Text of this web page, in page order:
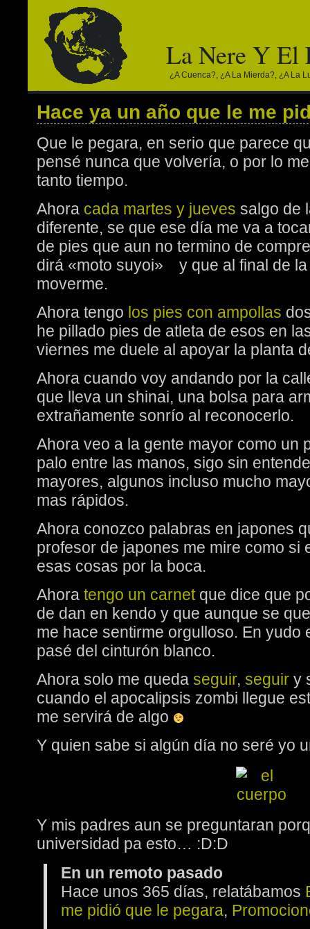
La Nere Y
¿a Cuenca?, ¿a La Mierda?, ¿a La
Hace ya un año que le me
Que le pegara, en serio que parece
pensé nunca que volvería, o por lo
tanto tiempo.
Ahora cada martes y jueves salgo de
diferente, se que ese día me va a
de pies que aun no termino de
dirá «moto suyoi» y que al final de
moverme.
Ahora tengo los pies con ampollas
he pillado pies de atleta de esos en
viernes me duele al apoyar la planta
Ahora cuando voy andando por la
que lleva un shinai, una bolsa para
extrañamente sonrío al reconocerlo.
Ahora veo a la gente mayor como un
palo entre las manos, sigo sin
mayores, algunos incluso mucho
mas rápidos.
Ahora conozco palabras en japones
profesor de japones me mire como si
esas cosas por la boca.
Ahora tengo un carnetque dice que
de dan en kendo y que aunque se
me hace sentirme orgulloso. En yudo
pasé del cinturón blanco.
Ahora solo me queda seguir, seguir y
cuando el apocalipsis zombi llegue
me servirá de algo
Y quien sabe si algún día no seré yo
Y mis padres aun se preguntaran
universidad pa esto… :D:D
En un remoto pasado
Hace unos 365 días, relatábamos
me pidió que le pegara,